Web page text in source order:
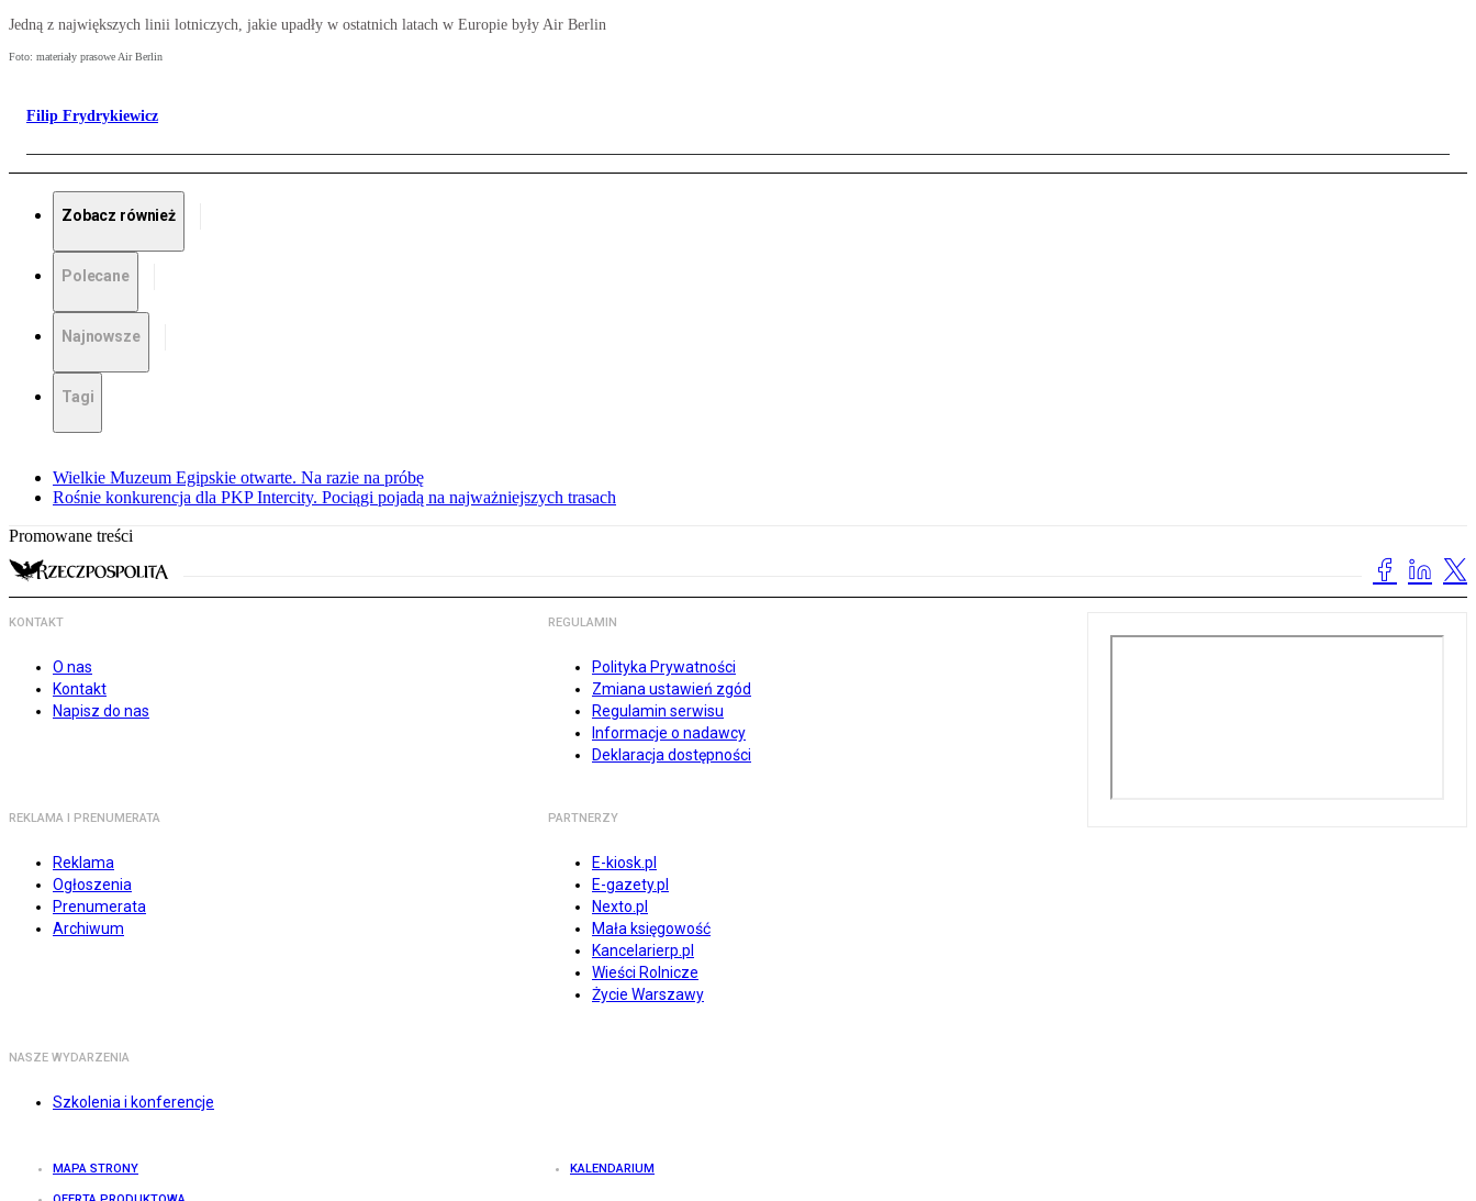
Jedną z największych linii lotniczych, jakie upadły w ostatnich latach w Europie były Air Berlin
Foto: materiały prasowe Air Berlin
Filip Frydrykiewicz
Zobacz również
Polecane
Najnowsze
Tagi
Wielkie Muzeum Egipskie otwarte. Na razie na próbę
Rośnie konkurencja dla PKP Intercity. Pociągi pojadą na najważniejszych trasach
Promowane treści
KONTAKT
O nas
Kontakt
Napisz do nas
REGULAMIN
Polityka Prywatności
Zmiana ustawień zgód
Regulamin serwisu
Informacje o nadawcy
Deklaracja dostępności
REKLAMA I PRENUMERATA
Reklama
Ogłoszenia
Prenumerata
Archiwum
PARTNERZY
E-kiosk.pl
E-gazety.pl
Nexto.pl
Mała księgowość
Kancelarierp.pl
Wieści Rolnicze
Życie Warszawy
NASZE WYDARZENIA
Szkolenia i konferencje
MAPA STRONY KALENDARIUM